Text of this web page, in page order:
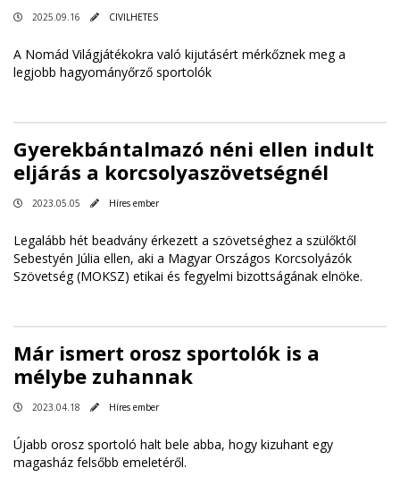
2025.09.16 CIVILHETES
A Nomád Világjátékokra való kijutásért mérkőznek meg a
legjobb hagyományőrző sportolók
Gyerekbántalmazó néni ellen indult
eljárás a korcsolyaszövetségnél
2023.05.05 Híres ember
Legalább hét beadvány érkezett a szövetséghez a szülőktől
Sebestyén Júlia ellen, aki a Magyar Országos Korcsolyázók
Szövetség (MOKSZ) etikai és fegyelmi bizottságának elnöke.
Már ismert orosz sportolók is a
mélybe zuhannak
2023.04.18 Híres ember
Újabb orosz sportoló halt bele abba, hogy kizuhant egy
magasház felsőbb emeletéről.